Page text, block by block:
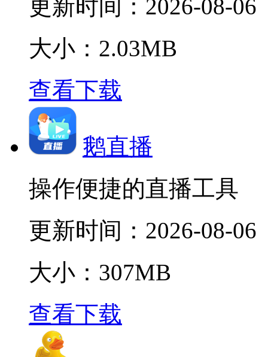
更新时间： 2026-08-06
大小：2.03MB
查看下载
鹅直播
操作便捷的直播工具
更新时间： 2026-08-06
大小：307MB
查看下载